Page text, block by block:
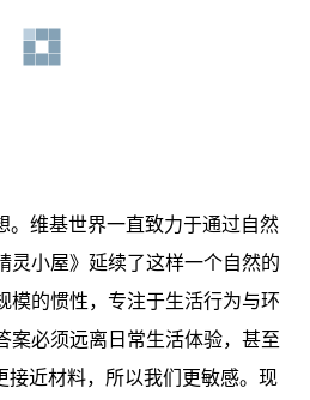
。维基世界一直致力于通过自然
灵小屋》延续了这样一个自然的
模的惯性，专注于生活行为与环
案必须远离日常生活体验，甚至
接近材料，所以我们更敏感。现